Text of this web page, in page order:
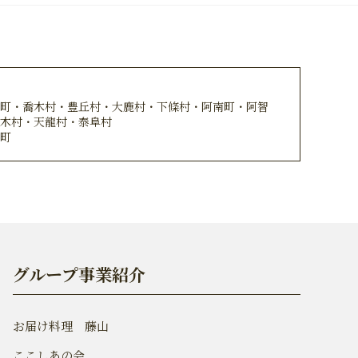
2022年7月
2022年6月
2022年4月
2021年12月
2021年11月
・喬木村・豊丘村・大鹿村・下條村・阿南町・阿智
村・天龍村・泰阜村
グループ事業紹介
お届け料理 藤山